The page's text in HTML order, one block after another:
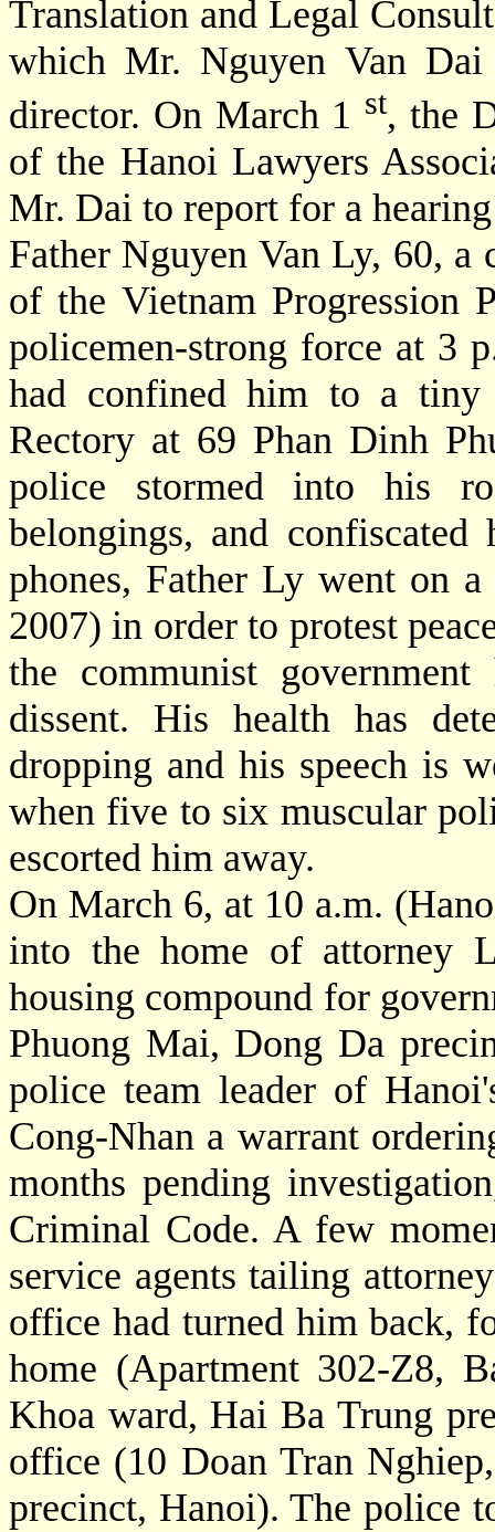
Translation and Legal
which Mr. Nguyen Van
director. On March 1 st, the
of the Hanoi Lawyers
Mr. Dai to report for a
Father Nguyen Van Ly, 60,
of the Vietnam Progression
policemen-strong force at 3
had confined him to a tiny
Rectory at 69 Phan Dinh
police stormed into his
belongings, and
phones, Father Ly went on
2007) in order to protest
the communist
dissent. His health has
dropping and his speech is
when five to six muscular
escorted him away.
On March 6, at 10 a.m.
into the home of attorney
housing compound for
Phuong Mai, Dong Da
police team leader of
Cong-Nhan a warrant
months pending
Criminal Code. A few
service agents tailing
office had turned him back,
home (Apartment 302-Z8,
Khoa ward, Hai Ba Trung
office (10 Doan Tran
precinct, Hanoi). The police